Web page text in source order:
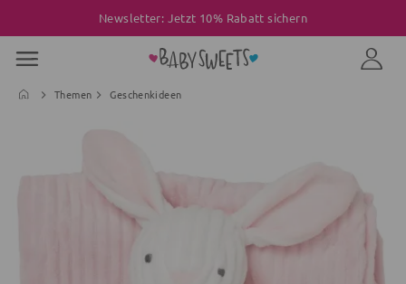
Newsletter: Jetzt 10% Rabatt sichern
Themen Geschenkideen